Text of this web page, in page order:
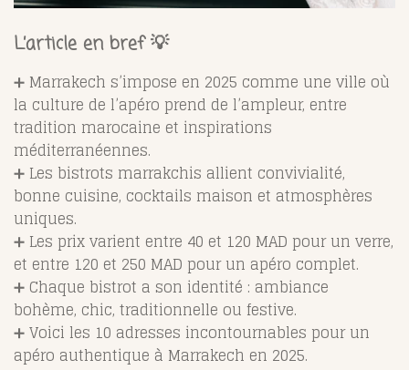
L’article en bref 💡
➕ Marrakech s’impose en 2025 comme une ville où
la culture de l’apéro prend de l’ampleur, entre
tradition marocaine et inspirations
méditerranéennes.
➕ Les bistrots marrakchis allient convivialité,
bonne cuisine, cocktails maison et atmosphères
uniques.
➕ Les prix varient entre 40 et 120 MAD pour un verre,
et entre 120 et 250 MAD pour un apéro complet.
➕ Chaque bistrot a son identité : ambiance
bohème, chic, traditionnelle ou festive.
➕ Voici les 10 adresses incontournables pour un
apéro authentique à Marrakech en 2025.